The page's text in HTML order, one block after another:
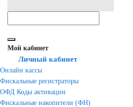
Мой кабинет
Личный кабинет
Онлайн кассы
Фискальные регистраторы
ОФД Коды активации
Фискальные накопители (ФН)